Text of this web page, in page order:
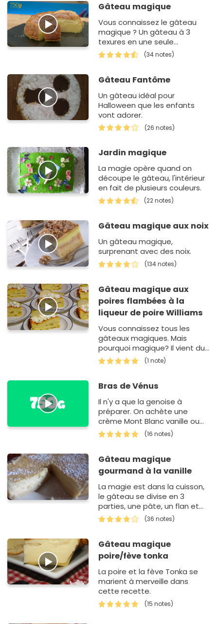
Gâteau magique
Vous connaissez le gâteau
magique ? Un gâteau à 3
texures en une seule
préparation. Un gâteau
magique à la vanille dél…
(34 notes)
Gâteau Fantôme
Un gâteau idéal pour
Halloween que les enfants
vont adorer.
(26 notes)
Jardin magique
La magie opère quand on
découpe le gâteau, l'intérieur
en fait de plusieurs couleurs.
(22 notes)
Gâteau magique aux noix
Un gâteau magique,
surprenant avec des noix.
(134 notes)
Gâteau magique aux
poires flambées à la
liqueur de poire Williams
Vous connaissez tous les
gâteaux magiques. Mais
pourquoi magique? Il vient du
fait que vous n'avez qu'une
seule pâte à préparer et
(1 note)
Bras de Vénus
Il n'y a que la genoise à
préparer. On achète une
crème Mont Blanc vanille ou
chocolat. Gâteau très facile
pour les nuls en cuisine.
(16 notes)
Gâteau magique
gourmand à la vanille
La magie est dans la cuisson,
le gâteau se divise en 3
parties, une pâte, un flan et
pour finir du moelleux.
(36 notes)
Gâteau magique
poire/fève tonka
La poire et la fève Tonka se
marient à merveille dans
cette recette.
(15 notes)